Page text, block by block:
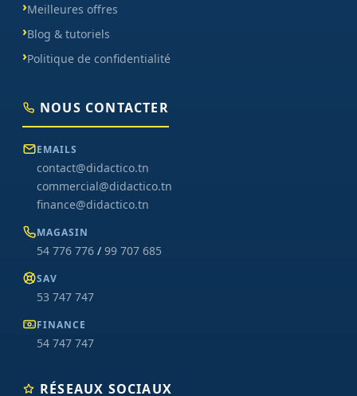
Meilleures offres
Blog & tutoriels
Politique de confidentialité
NOUS CONTACTER
EMAILS
contact@didactico.tn
commercial@didactico.tn
finance@didactico.tn
MAGASIN
54 776 776 / 99 707 685
SAV
53 747 747
FINANCE
54 747 747
RÉSEAUX SOCIAUX